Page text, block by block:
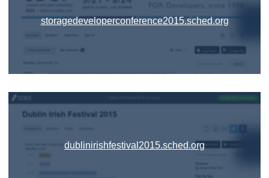
storagedeveloperconference2015.sched.org
dublinirishfestival2015.sched.org